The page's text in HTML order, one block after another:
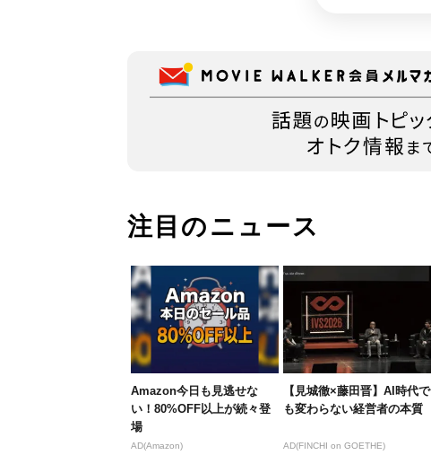
注目のニュース
Amazon今日も見逃せな
い！80%OFF以上が続々登
場
AD(Amazon)
【見城徹×藤田晋】AI時代で
も変わらない経営者の本質
AD(FINCHI on GOETHE)